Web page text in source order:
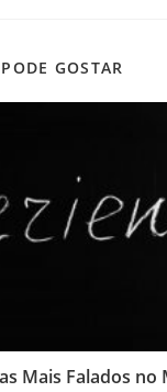
GOSTAR
Mais Falados no